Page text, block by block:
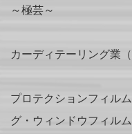
～極芸～
カーディテーリング業
プロテクションフィル
グ・ウィンドウフィル